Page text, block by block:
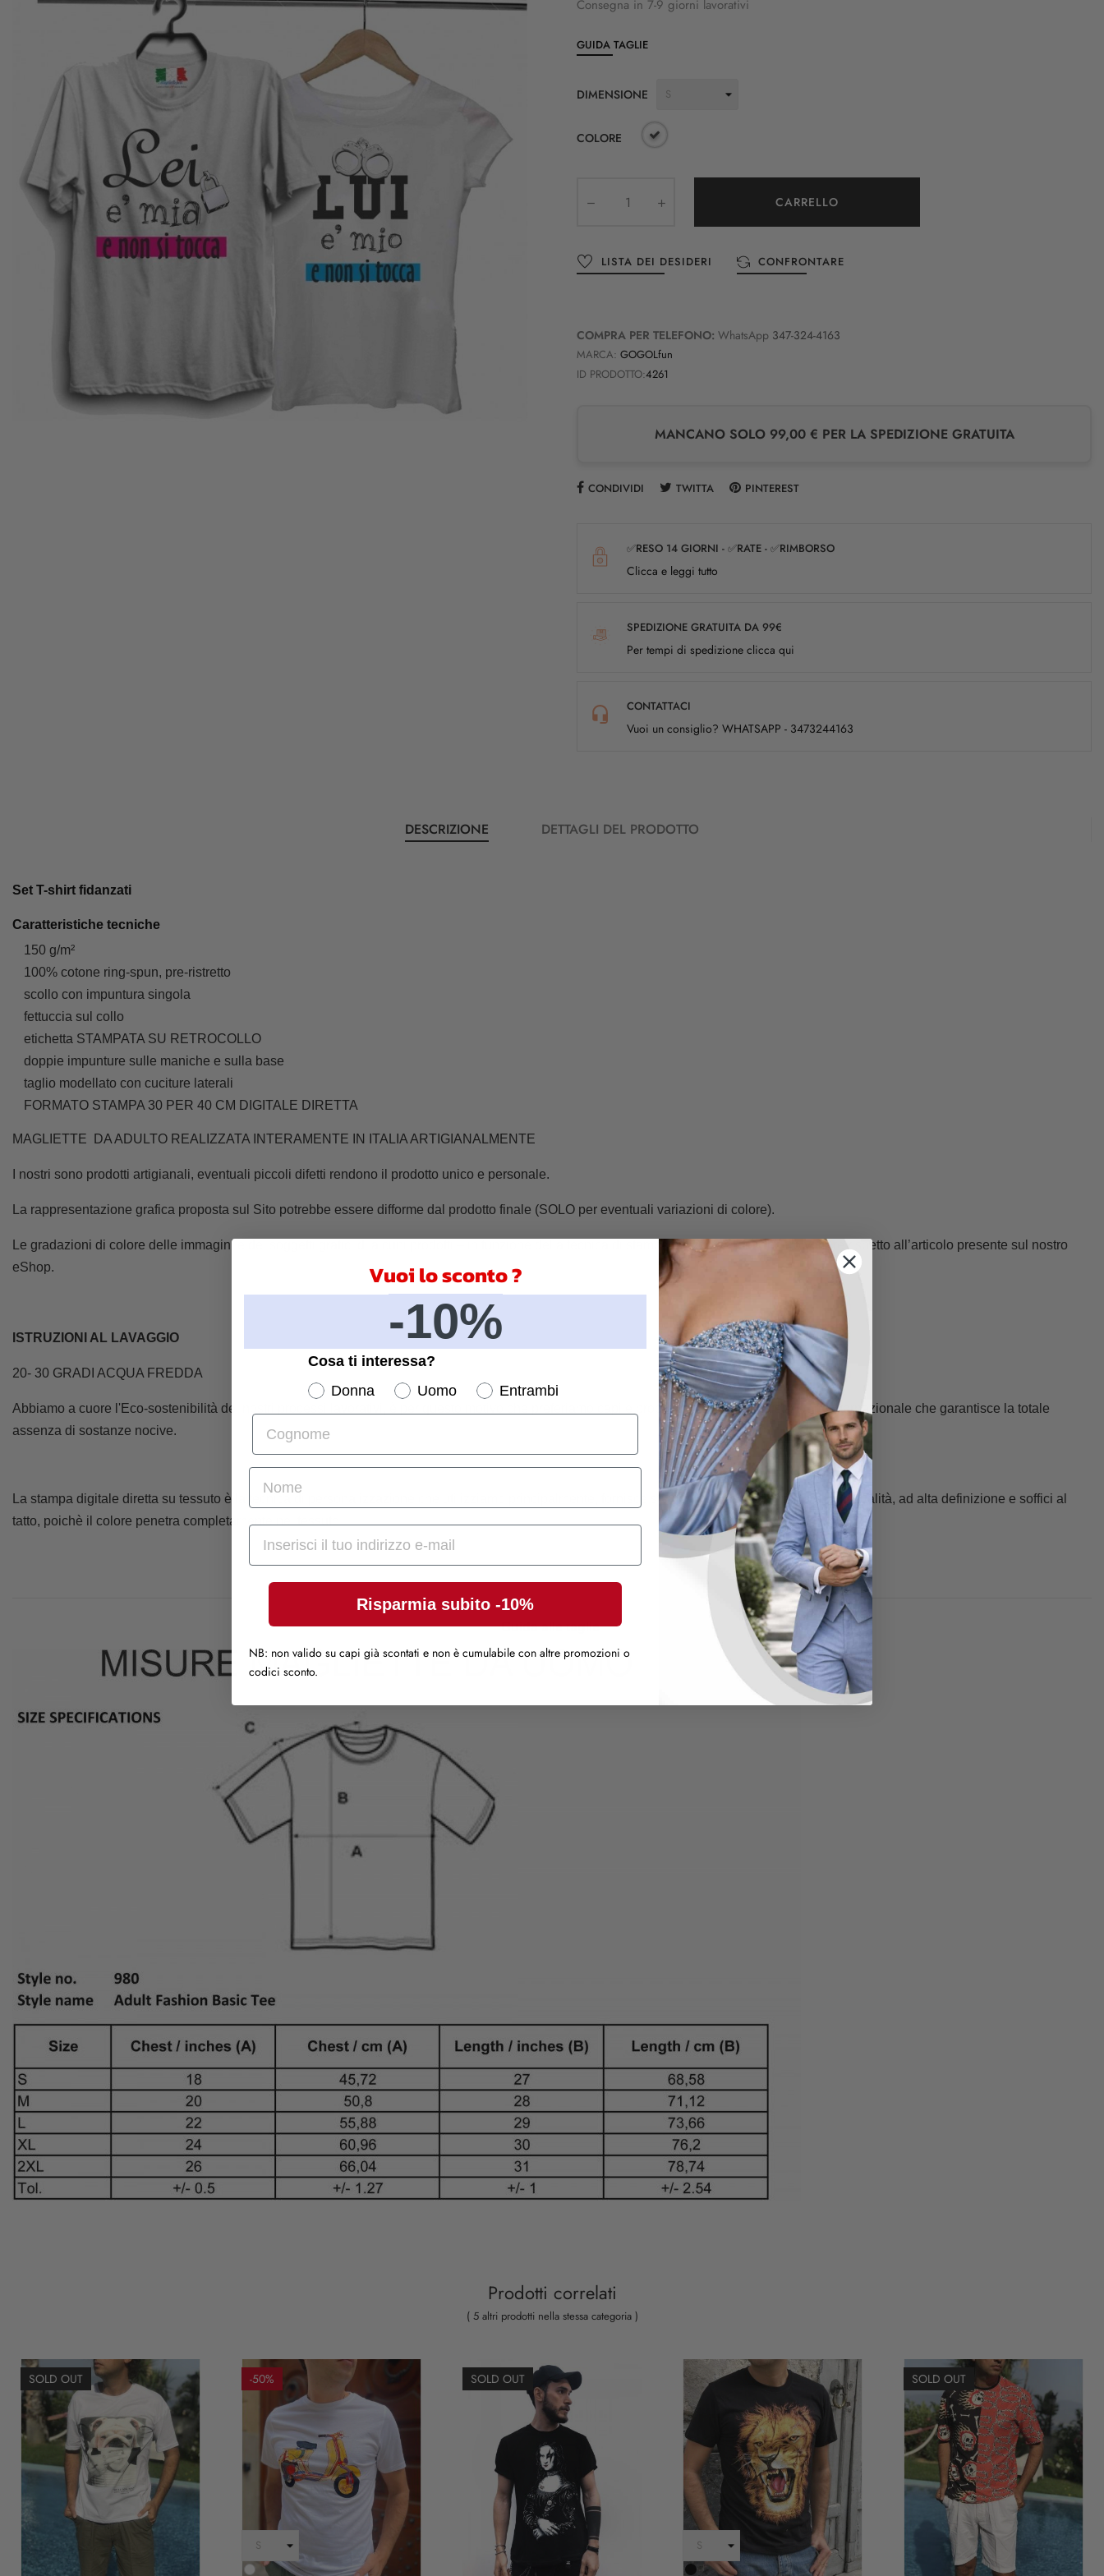
Consegna in 7-9 giorni lavorativi
GUIDA TAGLIE
DIMENSIONE
COLORE
CARRELLO
LISTA DEI DESIDERI CONFRONTARE
COMPRA PER TELEFONO: WhatsApp 347-324-4163
MARCA: GOGOLfun
ID PRODOTTO:4261
MANCANO SOLO 99,00 € PER LA SPEDIZIONE GRATUITA
CONDIVIDI TWITTA PINTEREST
✅RESO 14 GIORNI - ✅RATE - ✅RIMBORSO
Clicca e leggi tutto
SPEDIZIONE GRATUITA DA 99€
Per tempi di spedizione clicca qui
CONTATTACI
Vuoi un consiglio? WHATSAPP - 3473244163
DESCRIZIONE DETTAGLI DEL PRODOTTO
Set T-shirt fidanzati
Caratteristiche tecniche
150 g/m²
100% cotone ring-spun, pre-ristretto
scollo con impuntura singola
fettuccia sul collo
etichetta STAMPATA SU RETROCOLLO
doppie impunture sulle maniche e sulla base
taglio modellato con cuciture laterali
FORMATO STAMPA 30 PER 40 CM DIGITALE DIRETTA
MAGLIETTE DA ADULTO REALIZZATA INTERAMENTE IN ITALIA ARTIGIANALMENTE
I nostri sono prodotti artigianali, eventuali piccoli difetti rendono il prodotto unico e personale.
La rappresentazione grafica proposta sul Sito potrebbe essere difforme dal prodotto finale (SOLO per eventuali variazioni di colore).
Le gradazioni di colore delle immagini e dei soggetti grafici di alcuni prodotti – in funzione della tecnica di stampa utilizzata – potrebbero variare rispetto all’articolo presente sul nostro
eShop.
ISTRUZIONI AL LAVAGGIO
20- 30 GRADI ACQUA FREDDA
Abbiamo a cuore l'Eco-sostenibilità dei nostri processi lavorativi, è per questo motivo che preferiamo capi e procedimenti di stampa standard internazionale che garantisce la totale
assenza di sostanze nocive.
La stampa digitale diretta su tessuto è la tecnica di personalizzazione che utilizziamo principalmente, fornisce stampe con resa fotografica di alta qualità, ad alta definizione e soffici al
tatto, poichè il colore penetra completamente nel tessuto
Guida alle taglie
Prodotti correlati
( 5 altri prodotti nella stessa categoria )
SOLD OUT -50% SOLD OUT SOLD OUT
Vuoi lo sconto ?
-10%
Cosa ti interessa?
Donna
Uomo
Entrambi
Cognome
nome
Mail
Risparmia subito -10%
NB: non valido su capi già scontati e non è cumulabile con altre promozioni o
codici sconto.